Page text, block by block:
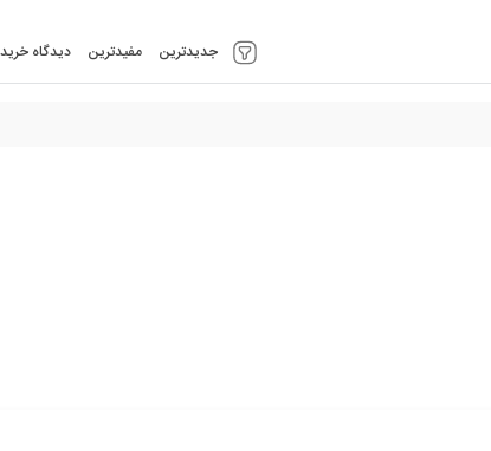
جدیدترین مفیدترین دیدگاه